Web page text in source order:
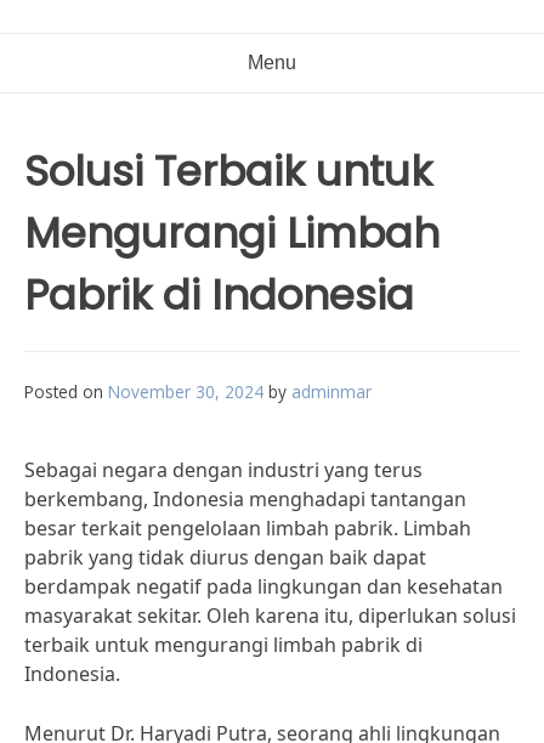
Menu
Solusi Terbaik untuk
Mengurangi Limbah
Pabrik di Indonesia
Posted on November 30, 2024 by adminmar
Sebagai negara dengan industri yang terus
berkembang, Indonesia menghadapi tantangan
besar terkait pengelolaan limbah pabrik. Limbah
pabrik yang tidak diurus dengan baik dapat
berdampak negatif pada lingkungan dan kesehatan
masyarakat sekitar. Oleh karena itu, diperlukan solusi
terbaik untuk mengurangi limbah pabrik di
Indonesia.
Menurut Dr. Haryadi Putra, seorang ahli lingkungan